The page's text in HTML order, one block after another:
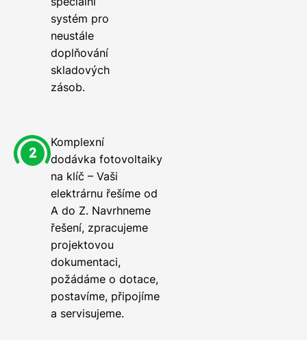
systém pro
neustále
doplňování
skladových
zásob.
Komplexní
dodávka fotovoltaiky
na klíč – Vaši
elektrárnu řešíme od
A do Z. Navrhneme
řešení, zpracujeme
projektovou
dokumentaci,
požádáme o dotace,
postavíme, připojíme
a servisujeme.